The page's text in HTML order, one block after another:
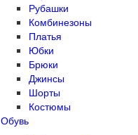
Рубашки
Комбинезоны
Платья
Юбки
Брюки
Джинсы
Шорты
Костюмы
Обувь